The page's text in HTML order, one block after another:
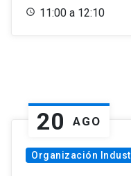
11:00 a 12:10
20 AGO
Organización